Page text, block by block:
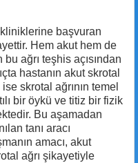
başvuran
Hem akut hem de
ağrı teşhis açısından
hastanın akut skrotal
skrotal ağrının temel
bir öykü ve titiz bir fizik
Bu aşamadan
tanı aracı
amacı, akut
ağrı şikayetiyle